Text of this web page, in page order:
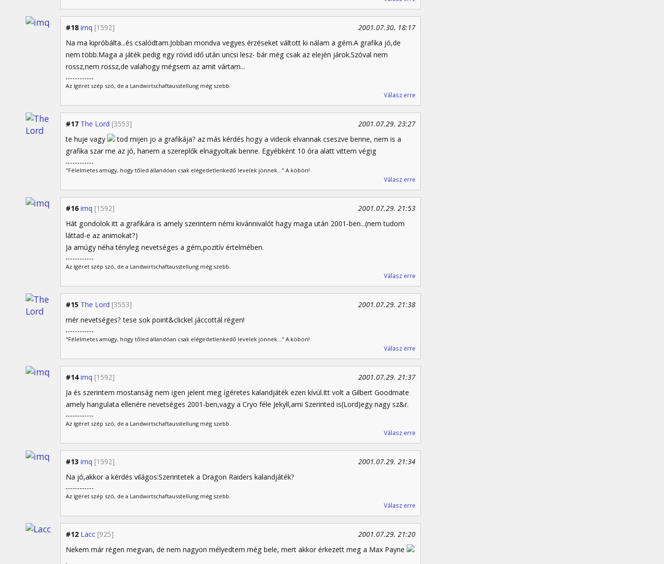
#18 imq [1592]
2001.07.30. 18:17
Na ma kipróbálta...és csalódtam.Jobban mondva vegyes érzéseket váltott ki nálam a gém.A grafika jó,de
nem több.Maga a játék pedig egy rövid idő után uncsi lesz- bár még csak az elején járok.Szóval nem
rossz,nem rossz,de valahogy mégsem az amit vártam...
Az ígéret szép szó, de a Landwirtschaftausstellung még szebb.
Válasz erre
#17 The Lord [3553]
2001.07.29. 23:27
te huje vagy
tod mijen jo a grafikája? az más kérdés hogy a videok elvannak cseszve benne, nem is a
grafika szar me az jó, hanem a szereplők elnagyoltak benne. Egyébként 10 óra alatt vittem végig
"Félelmetes amúgy, hogy tőled állandóan csak elégedetlenkedő levelek jönnek..." A köbön!
Válasz erre
#16 imq [1592]
2001.07.29. 21:53
Hát gondolok itt a grafikára is amely szerintem némi kivánnivalót hagy maga után 2001-ben...(nem tudom
láttad-e az animokat?)
Ja amúgy néha tényleg nevetséges a gém,pozitív értelmében.
Az ígéret szép szó, de a Landwirtschaftausstellung még szebb.
Válasz erre
#15 The Lord [3553]
2001.07.29. 21:38
mér nevetséges? tese sok point&clickel jáccottál régen!
"Félelmetes amúgy, hogy tőled állandóan csak elégedetlenkedő levelek jönnek..." A köbön!
Válasz erre
#14 imq [1592]
2001.07.29. 21:37
Ja és szerintem mostanság nem igen jelent meg ígéretes kalandjáték ezen kívül.Itt volt a Gilbert Goodmate
amely hangulata ellenére nevetséges 2001-ben,vagy a Cryo féle Jekyll,ami Szerinted is(Lord)egy nagy sz&r.
Az ígéret szép szó, de a Landwirtschaftausstellung még szebb.
Válasz erre
#13 imq [1592]
2001.07.29. 21:34
Na jó,akkor a kérdés világos:Szerintetek a Dragon Raiders kalandjáték?
Az ígéret szép szó, de a Landwirtschaftausstellung még szebb.
Válasz erre
#12 Lacc [925]
2001.07.29. 21:20
Nekem már régen megvan, de nem nagyon mélyedtem még bele, mert akkor érkezett meg a Max Payne
.